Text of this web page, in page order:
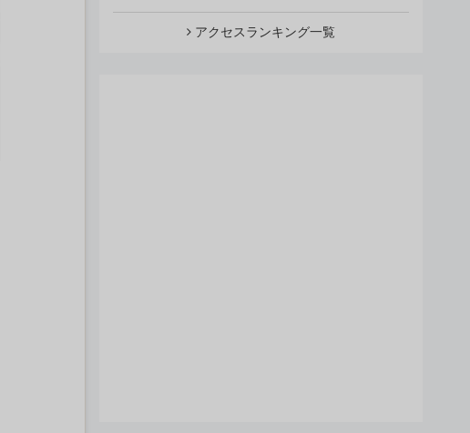
アクセスランキング一覧